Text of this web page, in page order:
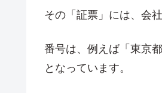
その「証票」には、会
番号は、例えば「東京
となっています。